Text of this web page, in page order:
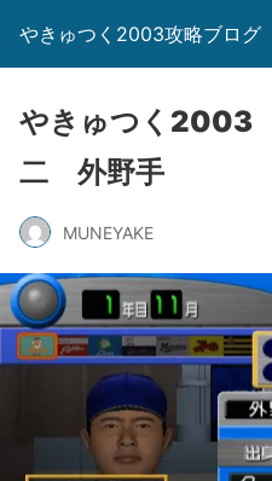
やきゅつく2003攻略ブログ
やきゅつく
二 外野手
MUNEYAKE